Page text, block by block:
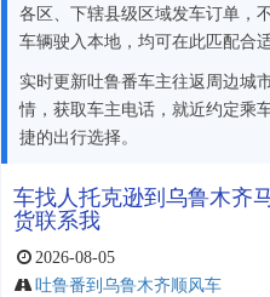
各区、下辖县级区域发车订单，
车辆驶入本地，均可在此匹配合
实时更新吐鲁番车主往返周边城
情，获取车主电话，就近约定乘
捷的出行选择。
车找人托克逊到乌鲁木齐
货联系我
2026-08-05
吐鲁番到乌鲁木齐顺风车